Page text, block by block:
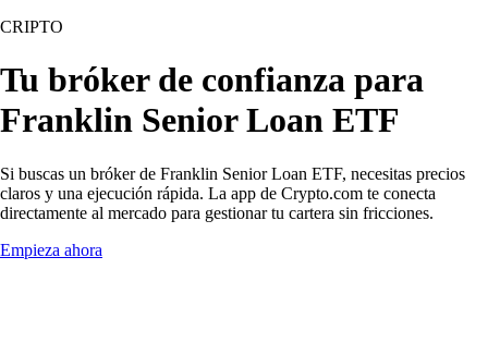
CRIPTO
Tu bróker de confianza para
Franklin Senior Loan ETF
Si buscas un bróker de Franklin Senior Loan ETF, necesitas precios
claros y una ejecución rápida. La app de Crypto.com te conecta
directamente al mercado para gestionar tu cartera sin fricciones.
Empieza ahora